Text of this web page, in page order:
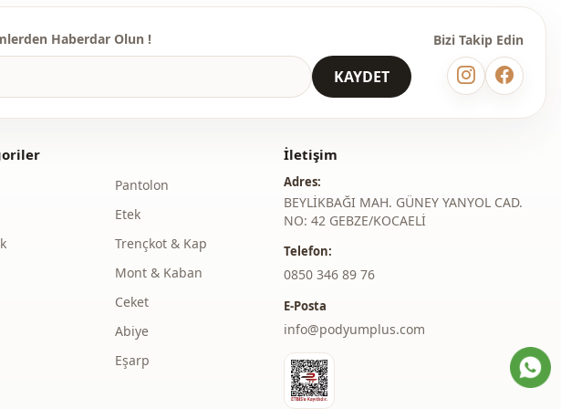
Haberdar Olun !
KAYDET
Bizi Takip Edin
Pantolon
Etek
Trençkot & Kap
Mont & Kaban
Ceket
Abiye
Eşarp
İletişim
Adres:
BEYLİKBAĞI MAH. GÜNEY YANYOL CAD.
NO: 42 GEBZE/KOCAELİ
Telefon:
‎0850 346 89 76
E-Posta
info@podyumplus.com